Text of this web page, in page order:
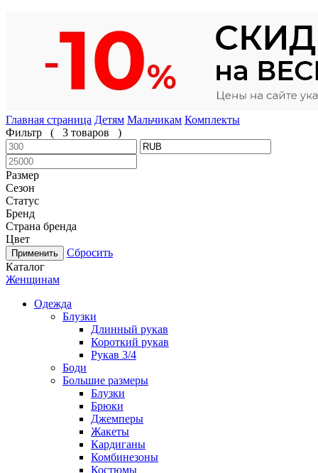
Главная страница Детям Мальчикам Комплекты
Фильтр
( 3 товаров )
Размер
Сезон
Статус
Бренд
Страна бренда
Цвет
Сбросить
Каталог
Женщинам
Одежда
Блузки
Длинный рукав
Короткий рукав
Рукав 3/4
Боди
Большие размеры
Блузки
Брюки
Джемперы
Жакеты
Кардиганы
Комбинезоны
Костюмы